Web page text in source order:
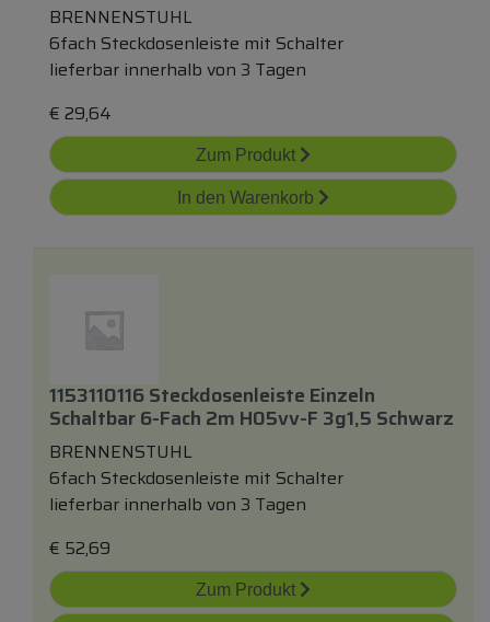
BRENNENSTUHL
6fach Steckdosenleiste mit Schalter
lieferbar innerhalb von 3 Tagen
€ 29,64
Zum Produkt
In den Warenkorb
1153110116 Steckdosenleiste Einzeln
Schaltbar 6-Fach 2m H05vv-F 3g1,5 Schwarz
BRENNENSTUHL
6fach Steckdosenleiste mit Schalter
lieferbar innerhalb von 3 Tagen
€ 52,69
Zum Produkt